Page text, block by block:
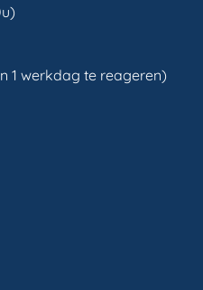
1 werkdag te reageren)